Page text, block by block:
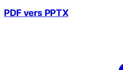
PDF vers PPTX